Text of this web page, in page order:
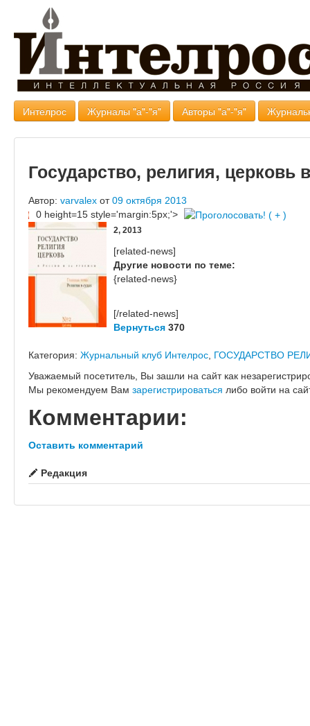
Интелрос Журналы "а"-"я" Авторы "а"-"я"
Государство, религия, церковь
Автор: varvalex от09 октября 2013
0 height=15 style='margin:5px;'>
2, 2013
[related-news]
Другие новости по теме:
{related-news}
[/related-news]
Вернуться 370
Категория: Журнальный клуб Интелрос, ГОСУДАРСТВО
Уважаемый посетитель, Вы зашли на сайт как
Мы рекомендуем Вам зарегистрироваться либо войти на
Комментарии:
Оставить комментарий
Редакция